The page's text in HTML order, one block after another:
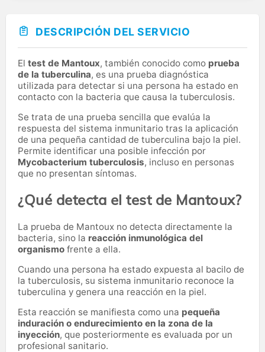
DESCRIPCIÓN DEL SERVICIO
El test de Mantoux, también conocido como prueba
de la tuberculina, es una prueba diagnóstica
utilizada para detectar si una persona ha estado en
contacto con la bacteria que causa la tuberculosis.
Se trata de una prueba sencilla que evalúa la
respuesta del sistema inmunitario tras la aplicación
de una pequeña cantidad de tuberculina bajo la piel.
Permite identificar una posible infección por
Mycobacterium tuberculosis, incluso en personas
que no presentan síntomas.
¿Qué detecta el test de Mantoux?
La prueba de Mantoux no detecta directamente la
bacteria, sino la reacción inmunológica del
organismo frente a ella.
Cuando una persona ha estado expuesta al bacilo de
la tuberculosis, su sistema inmunitario reconoce la
tuberculina y genera una reacción en la piel.
Esta reacción se manifiesta como una pequeña
induración o endurecimiento en la zona de la
inyección, que posteriormente es evaluada por un
profesional sanitario.